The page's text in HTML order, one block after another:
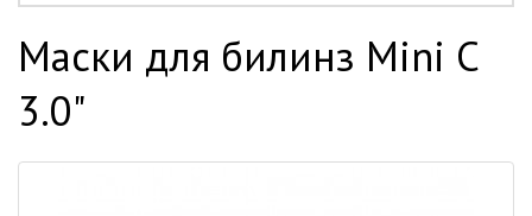
Маски для билинз Mini C
3.0"